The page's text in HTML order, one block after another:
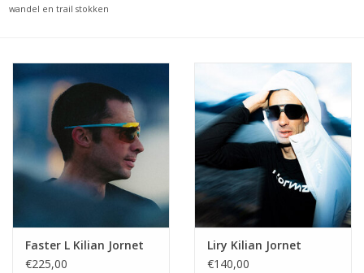
wandel en trail stokken
Faster L Kilian Jornet
€225,00
Liry Kilian Jornet
€140,00